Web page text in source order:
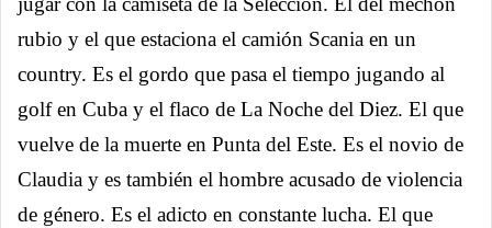
rubio y el que estaciona el camión Scania en un
country. Es el gordo que pasa el tiempo jugando al
golf en Cuba y el flaco de La Noche del Diez. El que
vuelve de la muerte en Punta del Este. Es el novio de
Claudia y es también el hombre acusado de violencia
de género. Es el adicto en constante lucha. El que